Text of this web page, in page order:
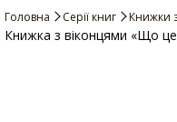
Головна Серії книг Книжки
Книжка з віконцями «Що